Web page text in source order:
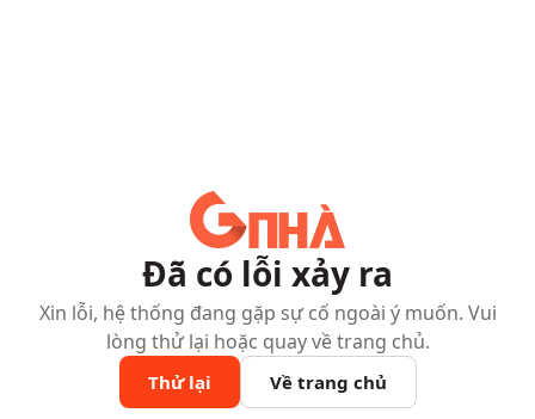
Đã có lỗi xảy ra
Xin lỗi, hệ thống đang gặp sự cố ngoài ý muốn. Vui
lòng thử lại hoặc quay về trang chủ.
Thử lại Về trang chủ